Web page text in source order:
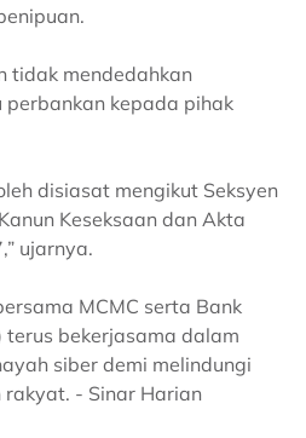
tidak mendedahkan
kepada pihak
disiasat mengikut Seksyen
Keseksaan dan Akta
ujarnya.
MCMC serta Bank
bekerjasama dalam
siber demi melindungi
- Sinar Harian